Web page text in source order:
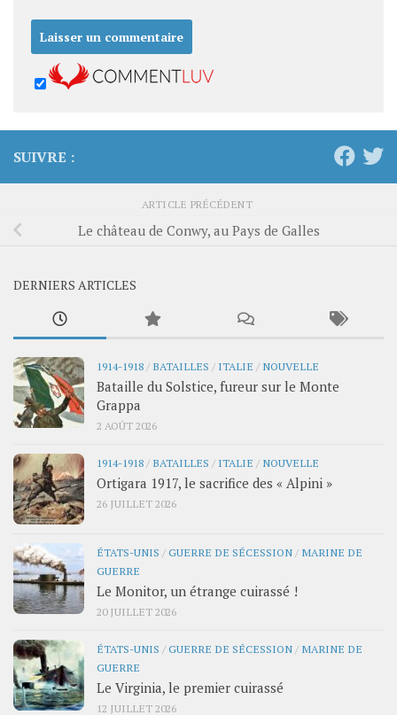
SUIVRE :
ARTICLE PRÉCÉDENT
Le château de Conwy, au Pays de Galles
DERNIERS ARTICLES
1914-1918 / BATAILLES / ITALIE / NOUVELLE
Bataille du Solstice, fureur sur le Monte
Grappa
2 AOÛT 2026
1914-1918 / BATAILLES / ITALIE / NOUVELLE
Ortigara 1917, le sacrifice des « Alpini »
26 JUILLET 2026
ÉTATS-UNIS /GUERRE DE SÉCESSION / MARINE DE
GUERRE
Le Monitor, un étrange cuirassé !
20 JUILLET 2026
ÉTATS-UNIS /GUERRE DE SÉCESSION / MARINE DE
GUERRE
Le Virginia, le premier cuirassé
12 JUILLET 2026